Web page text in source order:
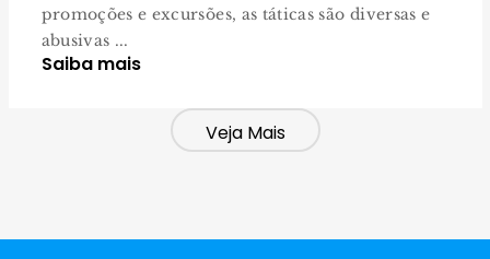
promoções e excursões, as táticas são diversas e
abusivas ...
Saiba mais
Veja Mais